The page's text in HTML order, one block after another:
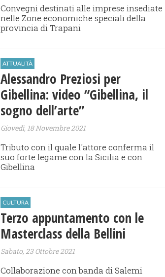
Convegni destinati alle imprese insediate
nelle Zone economiche speciali della
provincia di Trapani
ATTUALITÀ
Alessandro Preziosi per
Gibellina: video “Gibellina, il
sogno dell’arte”
Giovedì, 18 Novembre 2021
Tributo con il quale l'attore conferma il
suo forte legame con la Sicilia e con
Gibellina
CULTURA
Terzo appuntamento con le
Masterclass della Bellini
Sabato, 23 Ottobre 2021
Collaborazione con banda di Salemi